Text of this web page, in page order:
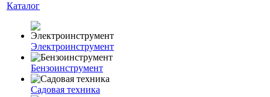
Каталог
Электроинструмент
Бензоинструмент
Садовая техника